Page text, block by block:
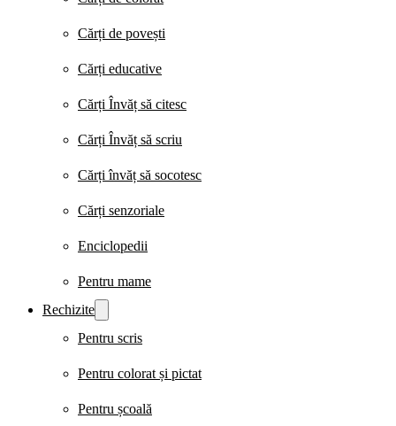
Cărți de povești
Cărți educative
Cărți Învăț să citesc
Cărți Învăț să scriu
Cărți învăț să socotesc
Cărți senzoriale
Enciclopedii
Pentru mame
Rechizite
Pentru scris
Pentru colorat și pictat
Pentru școală